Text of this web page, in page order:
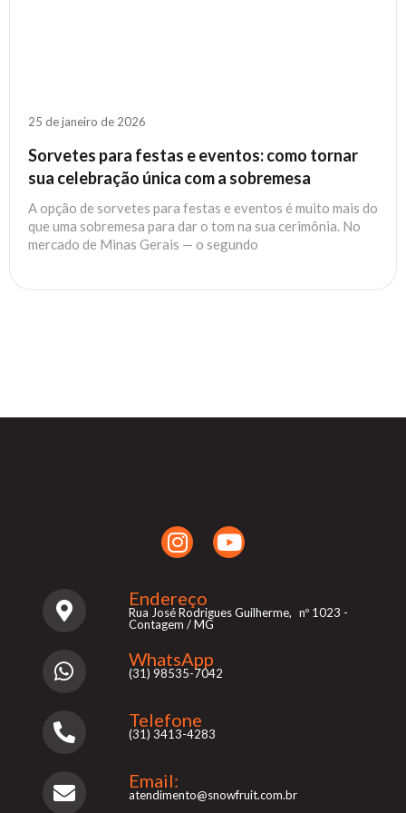
25 de janeiro de 2026
Sorvetes para festas e eventos: como tornar
sua celebração única com a sobremesa
A opção de sorvetes para festas e eventos é muito mais do
que uma sobremesa para dar o tom na sua cerimônia. No
mercado de Minas Gerais — o segundo
Endereço
Rua José Rodrigues Guilherme, nº 1023 -
Contagem / MG
WhatsApp
(31) 98535-7042
Telefone
(31) 3413-4283
Email:
atendimento@snowfruit.com.br